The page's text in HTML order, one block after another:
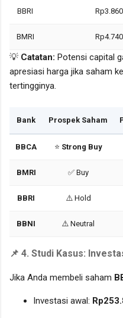
BBRI Rp3.860
BMRI Rp4.740
💡 Catatan: Potensi capital
apresiasi harga jika saham
tertingginya.
Bank Prospek Saham
BBCA ⭐ Strong Buy
BMRI ✅ Buy
BBRI ⚠️ Hold
BBNI ⚠️ Neutral
📌 4. Studi Kasus:
Jika Anda membeli saham
Investasi awal: